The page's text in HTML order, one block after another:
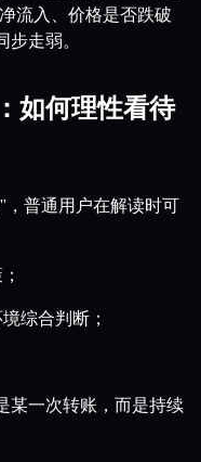
流入、价格是否跌破
走弱。
如何理性看待
，普通用户在解读时可
综合判断；
某一次转账，而是持续